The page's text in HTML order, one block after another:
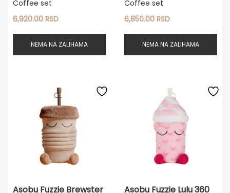
Coffee set
6,920.00 RSD
NEMA NA ZALIHAMA
Coffee set
6,850.00RSD
NEMA NA ZALIHAMA
Asobu Fuzzie Brewster
Asobu Fuzzie Lulu 360